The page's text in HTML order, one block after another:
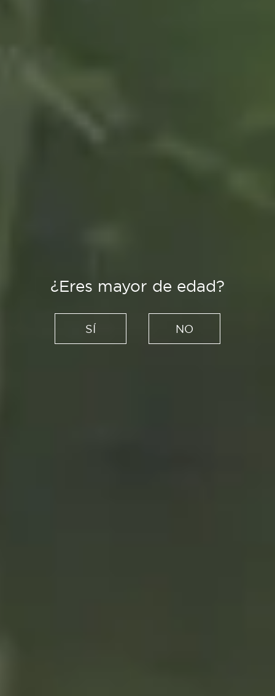
¿Eres mayor de edad?
SÍ NO
Seis marcas para apoyar la
creatividad española